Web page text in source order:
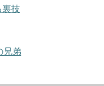
技
兄弟